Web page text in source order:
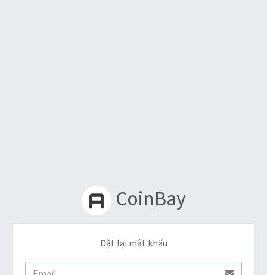
CoinBay
Đặt lại mật khẩu